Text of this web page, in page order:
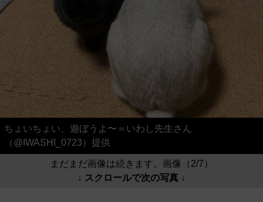
ちょいちょい、遊ぼうよ〜＝いわし先生さん
（@IWASHI_0723）提供
まだまだ画像は続きます。画像（2/7）
↓ スクロールで次の写真 ↓